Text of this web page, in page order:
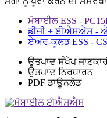
ਮੋਬਾਈਲ ESS -
ਡੀਜੀ + ਈਐਸਐਸ -
ਏਅਰ-ਕੂਲਡ ESS -
ਉਤਪਾਦ ਸੰਖੇਪ
ਉਤਪਾਦ ਨਿਰਧਾਰਨ
PDF ਡਾਊਨਲੋਡ